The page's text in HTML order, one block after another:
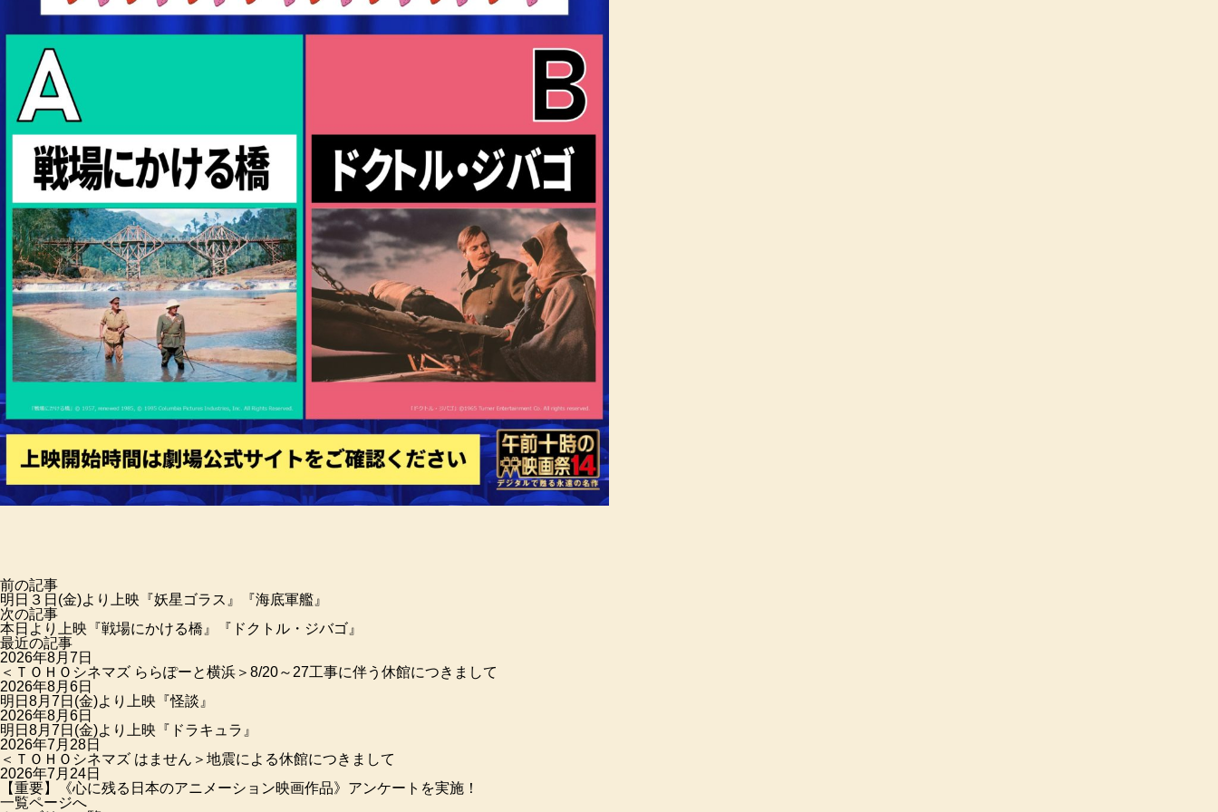
前の記事
明日３日(金)より上映『妖星ゴラス』『海底軍艦』
次の記事
本日より上映『戦場にかける橋』『ドクトル・ジバゴ』
最近の記事
2026年8月7日
＜ＴＯＨＯシネマズ ららぽーと横浜＞8/20～27工事に伴う休館につきまして
2026年8月6日
明日8月7日(金)より上映『怪談』
2026年8月6日
明日8月7日(金)より上映『ドラキュラ』
2026年7月28日
＜ＴＯＨＯシネマズ はません＞地震による休館につきまして
2026年7月24日
【重要】《心に残る日本のアニメーション映画作品》アンケートを実施！
一覧ページへ